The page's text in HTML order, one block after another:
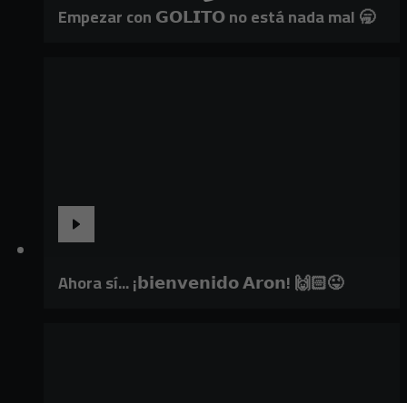
Empezar con 𝗚𝗢𝗟𝗜𝗧𝗢 no está nada mal 🥱
Ahora sí... ¡𝗯𝗶𝗲𝗻𝘃𝗲𝗻𝗶𝗱𝗼 𝗔𝗿𝗼𝗻! 🙌🏻😜